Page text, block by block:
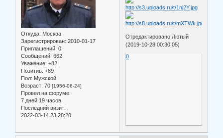
Откуда: Москва
Зарегистрирован: 2010-01-17
Приглашений: 0
Сообщений: 662
Уважение: +82
Позитив: +89
Пол: Мужской
Возраст: 70 [1956-06-24]
Провел на форуме:
7 дней 19 часов
Последний визит:
2022-03-14 23:28:20
Отредактировано Лютый
(2019-10-28 00:30:05)
0